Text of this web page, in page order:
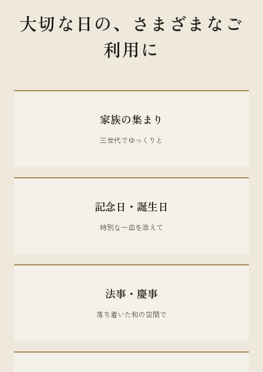
大切な日の、さまざまなご
利用に
家族の集まり
三世代でゆっくりと
記念日・誕生日
特別な一皿を添えて
法事・慶事
落ち着いた和の空間で